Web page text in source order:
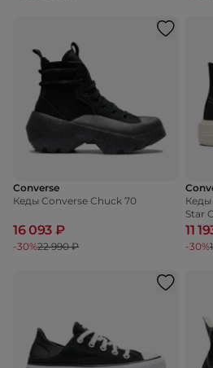
Converse
Кеды Converse Chuck 70
16 093 ₽
-30%22 990 ₽
Кеды
Star
11
-30%